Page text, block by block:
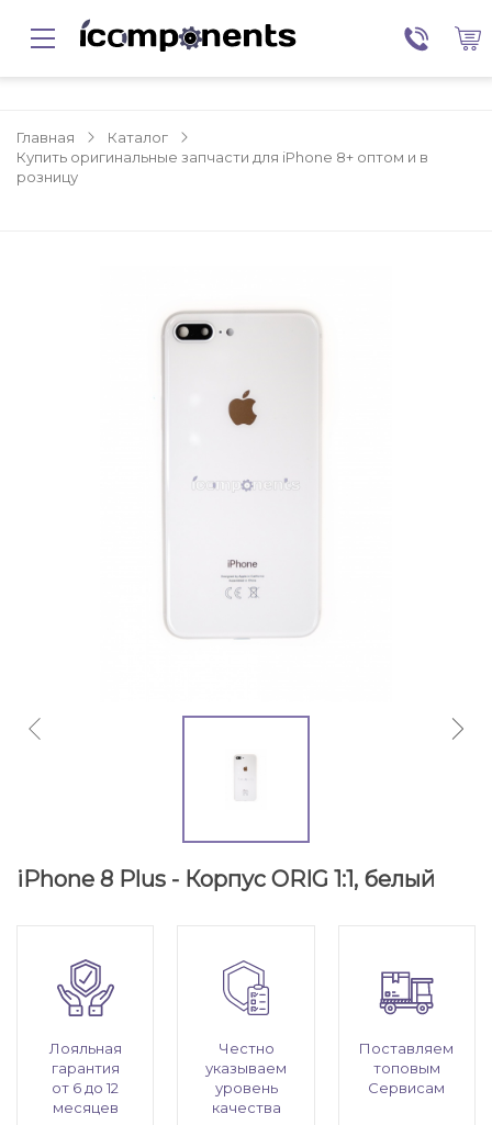
Главная
Каталог
Купить оригинальные запчасти для iPhone 8+ оптом и в
розницу
iPhone 8 Plus - Корпус ORIG 1:1, белый
Лояльная
гарантия
от 6 до 12
месяцев
Честно
указываем
уровень
качества
Поставляем
топовым
Сервисам